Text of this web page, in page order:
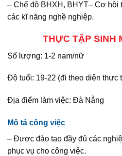
– Chế độ BHXH, BHYT– Cơ hội
các kĩ năng nghề nghiệp.
THỰC TẬP SINH
Số lượng: 1-2 nam/nữ
Độ tuổi: 19-22 (đi theo diện thực
Địa điểm làm việc: Đà Nẵng
Mô tả công việc
– Được đào tạo đầy đủ các
phục vụ cho công việc.